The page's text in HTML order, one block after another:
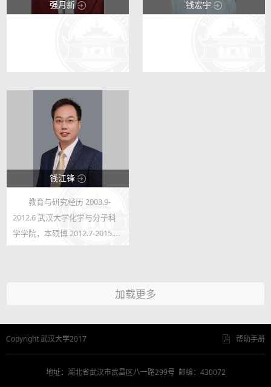
强月新 钱宏宇
钱江锋
123
184
教育与研究经历 2003.9-
2012.6 武汉大学化学与分子科
学学院，本硕博 2012.7-2015.12
2016.1-2020.9 武汉大学化学与加载更多
Copyright 武汉大学2017 帮助手册
地址：湖北省武汉市武昌区八一路299号 邮编：430072